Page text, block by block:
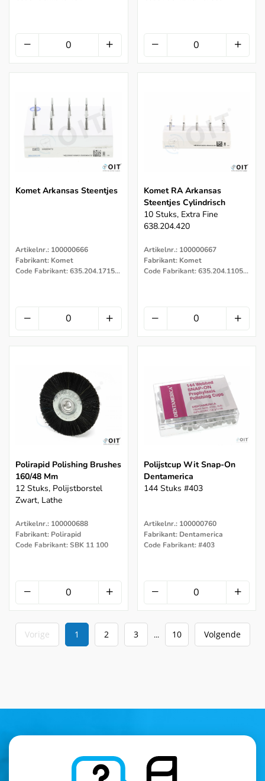
Komet Arkansas Steentjes
Artikelnr.: 100000666
Fabrikant: Komet
Code Fabrikant: 635.204.171505 .020
Komet RA Arkansas
Steentjes Cylindrisch
10 Stuks, Extra Fine
638.204.420
Artikelnr.: 100000667
Fabrikant: Komet
Code Fabrikant: 635.204.110505 .020
Polirapid Polishing Brushes
160/48 Mm
12 Stuks, Polijstborstel
Zwart, Lathe
Artikelnr.: 100000688
Fabrikant: Polirapid
Code Fabrikant: SBK 11 100
Polijstcup Wit Snap-On
Dentamerica
144 Stuks #403
Artikelnr.: 100000760
Fabrikant: Dentamerica
Code Fabrikant: #403
Vorige 1 2 3 ... 10 Volgende